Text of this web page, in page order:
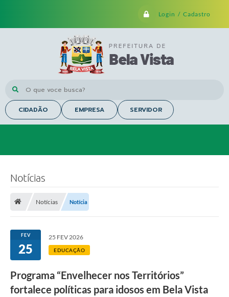
Login / Cadastro
O que voce busca?
CIDADÃO EMPRESA SERVIDOR
Notícias
Notícias Notícia
FEV
25
25 FEV 2026
EDUCAÇÃO
Programa “Envelhecer nos Territórios”
fortalece políticas para idosos em Bela Vista